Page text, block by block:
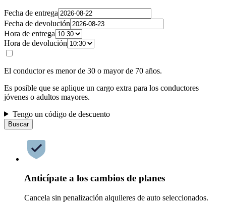
Fecha de entrega
Fecha de devolución
Hora de entrega
Hora de devolución
El conductor es menor de 30 o mayor de 70 años.
Es posible que se aplique un cargo extra para los conductores
jóvenes o adultos mayores.
Tengo un código de descuento
Buscar
Anticípate a los cambios de planes
Cancela sin penalización alquileres de auto seleccionados.